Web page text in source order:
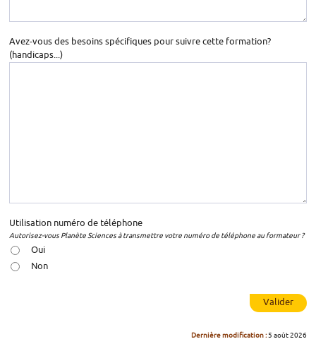
Avez-vous des besoins spécifiques pour suivre cette formation?
(handicaps...)
Utilisation numéro de téléphone
Autorisez-vous Planète Sciences à transmettre votre numéro de téléphone au formateur ?
Oui
Non
Valider
Dernière modification :5 août 2026